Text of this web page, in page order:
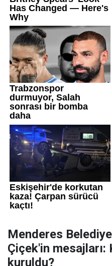
Menderes
Çiçek'in mesajları:
kuruldu?